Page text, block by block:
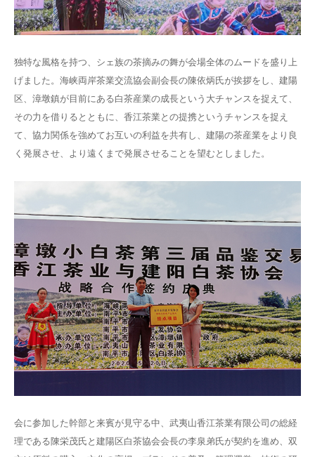
独特な風格を持つ、シェ族の茶摘みの舞が会場全体のムードを盛り上
げました。海峡両岸茶業交流協会副会長の陳依炳氏が挨拶をし、建陽
区、漳墩鎮が目前にある白茶産業の成長という大チャンスを捉えて、
その力を借りるとともに、香江茶業との提携というチャンスを捉え
て、協力関係を強めてお互いの利益を共有し、建陽の茶産業をより良
く発展させ、より遠くまで発展させることを望むとしました。
会に参加した幹部と来賓が見守る中、武夷山香江茶業有限公司の総経
理である陳栄茂氏と建陽区白茶協会会長の李泉弟氏が契約を進め、双